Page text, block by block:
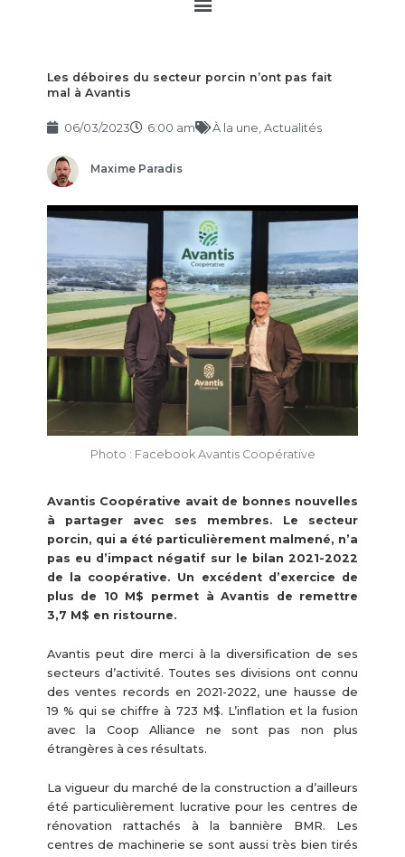
Les déboires du secteur porcin n’ont pas fait
mal à Avantis
06/03/2023 6:00 am À la une Actualités
Maxime Paradis
Photo : Facebook Avantis Coopérative
Avantis Coopérative avait de bonnes nouvelles
à partager avec ses membres. Le secteur
porcin, qui a été particulièrement malmené, n’a
pas eu d’impact négatif sur le bilan 2021-2022
de la coopérative. Un excédent d’exercice de
plus de 10 M$ permet à Avantis de remettre
3,7 M$ en ristourne.
Avantis peut dire merci à la diversification de ses
secteurs d’activité. Toutes ses divisions ont connu
des ventes records en 2021-2022, une hausse de
19 % qui se chiffre à 723 M$. L’inflation et la fusion
avec la Coop Alliance ne sont pas non plus
étrangères à ces résultats.
La vigueur du marché de la construction a d’ailleurs
été particulièrement lucrative pour les centres de
rénovation rattachés à la bannière BMR. Les
centres de machinerie se sont aussi très bien tirés